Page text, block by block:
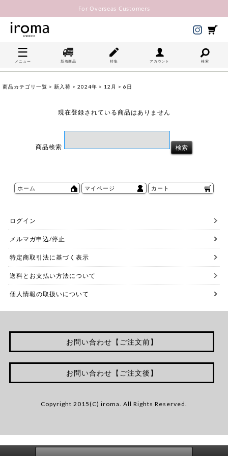
For Overseas Customers
メニュー 新着商品 特集 アカウント 検索
商品カテゴリ一覧 > 新入荷 > 2024年 > 12月 > 6日
現在登録されている商品はありません
商品検索
ホーム マイページ カート
ログイン
メルマガ申込/停止
特定商取引法に基づく表示
送料とお支払い方法について
個人情報の取扱いについて
お問い合わせ【ご注文前】
お問い合わせ【ご注文後】
Copyright 2015(C) iroma. All Rights Reserved.